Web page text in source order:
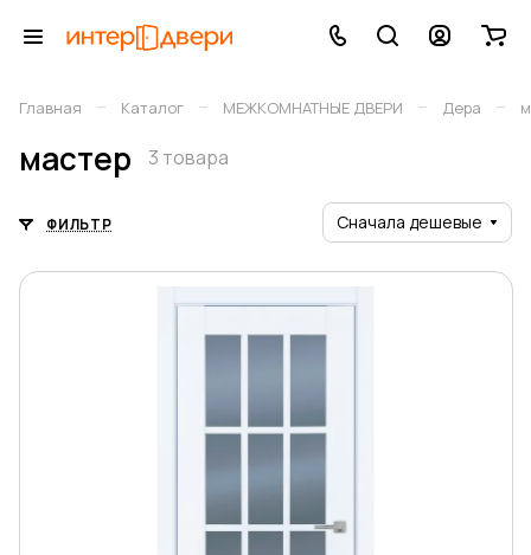
Главная – Каталог – МЕЖКОМНАТНЫЕ ДВЕРИ – Дера –
мастер 3 товара
ФИЛЬТР Сначала дешевые